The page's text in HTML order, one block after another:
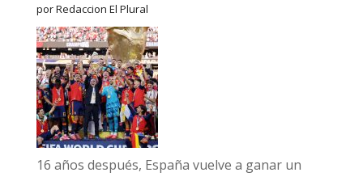
por Redaccion El Plural
16 años después, España vuelve a ganar un